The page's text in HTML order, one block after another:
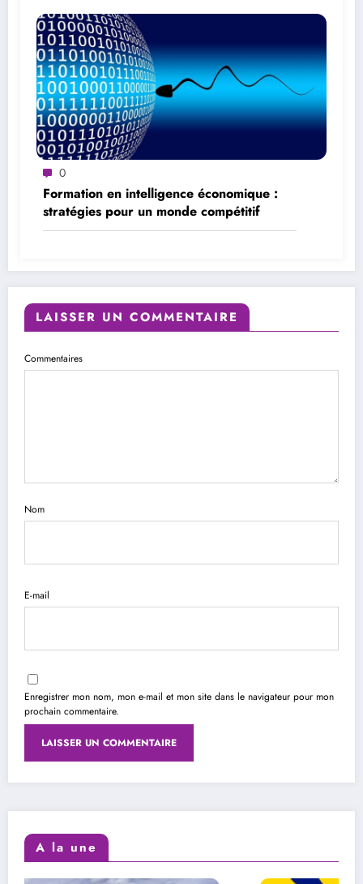
0
Formation en intelligence économique :
stratégies pour un monde compétitif
LAISSER UN COMMENTAIRE
Commentaires
Nom
E-mail
Enregistrer mon nom, mon e-mail et mon site dans le navigateur pour mon
prochain commentaire.
A la une